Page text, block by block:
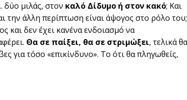
δύο μιλάς, στον καλό Δίδυμο ή στον κακό; Και
την άλλη περίπτωση είναι άψογος στο ρόλο του;
και δεν έχει κανένα ενδοιασμό να
Θα σε παίξει, θα σε στριμώξει, τελικά θα
για τόσο «επικίνδυνο». Το ότι θα πληγωθείς,